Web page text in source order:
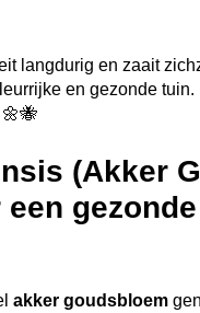
langdurig en zaait
en gezonde
(Akker
een
akker goudsbloem